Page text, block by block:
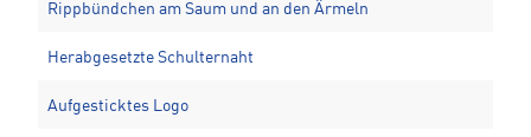
Rippbündchen am Saum und an den Ärmeln
Herabgesetzte Schulternaht
Aufgesticktes Logo